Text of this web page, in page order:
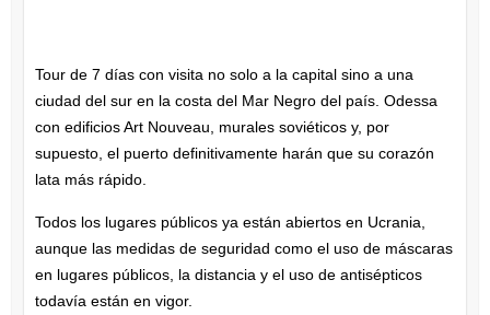
Tour de 7 días con visita no solo a la capital sino a una
ciudad del sur en la costa del Mar Negro del país. Odessa
con edificios Art Nouveau, murales soviéticos y, por
supuesto, el puerto definitivamente harán que su corazón
lata más rápido.
Todos los lugares públicos ya están abiertos en Ucrania,
aunque las medidas de seguridad como el uso de máscaras
en lugares públicos, la distancia y el uso de antisépticos
todavía están en vigor.